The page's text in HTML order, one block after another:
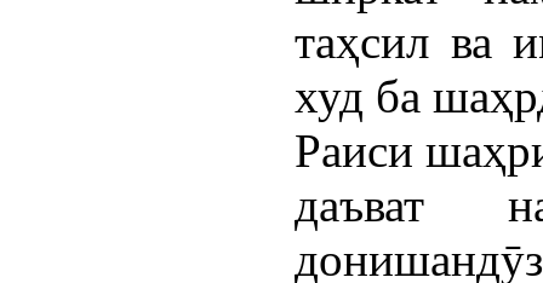
таҳсил ва
худ ба
Раиси
даъват